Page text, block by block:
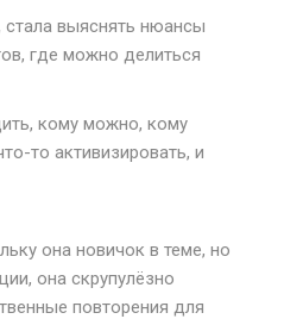
стала выяснять нюансы
где можно делиться
кому можно, кому
то активизировать, и
она новичок в теме, но
она скрупулёзно
повторения для